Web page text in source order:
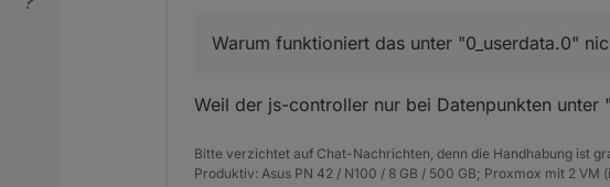
Warum funktioniert das unter "0_userdata.0"
Weil der js-controller nur bei Datenpunkten unter
Bitte verzichtet auf Chat-Nachrichten, denn die Handhabung ist
Produktiv: Asus PN 42 / N100 / 8 GB / 500 GB; Proxmox mit 2 VM